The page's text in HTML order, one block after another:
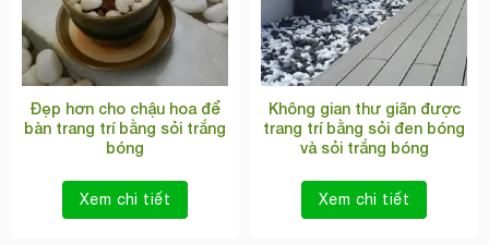
Đẹp hơn cho chậu hoa để
bàn trang trí bằng sỏi trắng
bóng
Xem chi tiết
Không gian thư giãn được
trang trí bằng sỏi đen bóng
và sỏi trắng bóng
Xem chi tiết